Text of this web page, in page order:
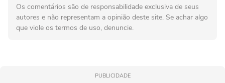
Os comentários são de responsabilidade exclusiva de seus
autores e não representam a opinião deste site. Se achar algo
que viole os termos de uso, denuncie.
PUBLICIDADE